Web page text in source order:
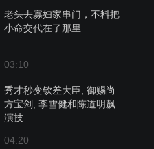
老头去寡妇家串门，不料把
小命交代在了那里
03:10
秀才秒变钦差大臣, 御赐尚
方宝剑, 李雪健和陈道明飙
演技
04:20